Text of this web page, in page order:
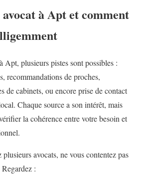
à Apt et comment
Apt, plusieurs pistes sont possibles :
recommandations de proches,
de cabinets, ou encore prise de contact
Chaque source a son intérêt, mais
la cohérence entre votre besoin et
avocats, ne vous contentez pas
: